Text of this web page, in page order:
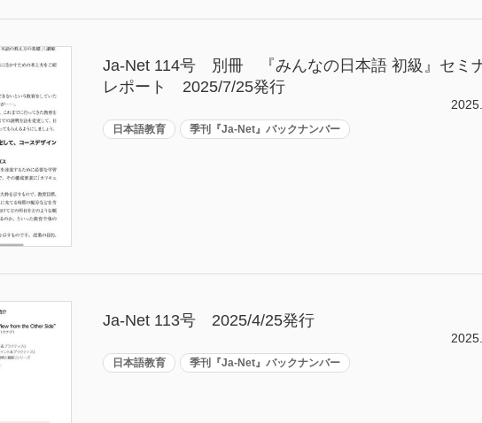
Ja-Net 114号 別冊 『みんなの日本語 初級』セミ
レポート 2025/7/25発行
日本語教育 季刊『Ja-Net』バックナンバー
Ja-Net 113号 2025/4/25発行
日本語教育 季刊『Ja-Net』バックナンバー